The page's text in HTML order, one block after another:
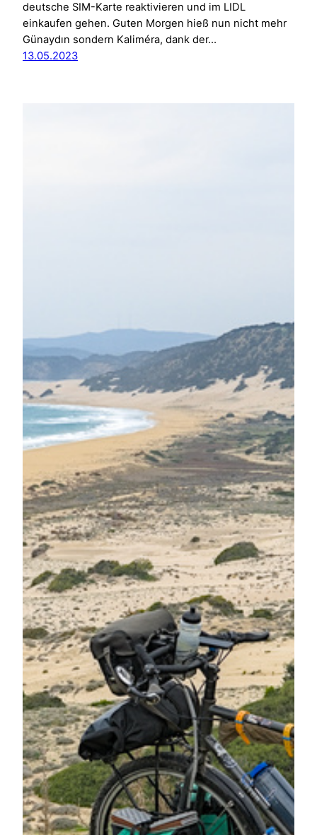
deutsche SIM-Karte reaktivieren und im LIDL
einkaufen gehen. Guten Morgen hieß nun nicht mehr
Günaydın sondern Kaliméra, dank der…
13.05.2023